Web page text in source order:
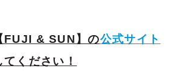
FUJI & SUN】の公式サイト
ください！